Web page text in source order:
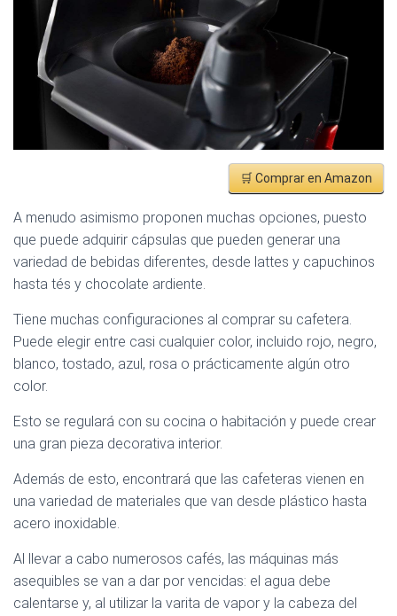
🛒 Comprar en Amazon
A menudo asimismo proponen muchas opciones, puesto
que puede adquirir cápsulas que pueden generar una
variedad de bebidas diferentes, desde lattes y capuchinos
hasta tés y chocolate ardiente.
Tiene muchas configuraciones al comprar su cafetera.
Puede elegir entre casi cualquier color, incluido rojo, negro,
blanco, tostado, azul, rosa o prácticamente algún otro
color.
Esto se regulará con su cocina o habitación y puede crear
una gran pieza decorativa interior.
Además de esto, encontrará que las cafeteras vienen en
una variedad de materiales que van desde plástico hasta
acero inoxidable.
Al llevar a cabo numerosos cafés, las máquinas más
asequibles se van a dar por vencidas: el agua debe
calentarse y, al utilizar la varita de vapor y la cabeza del